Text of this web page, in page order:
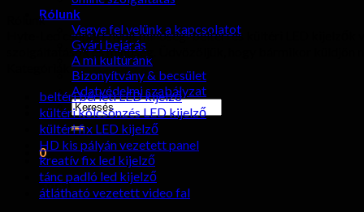
Rólunk
Vegye fel velünk a kapcsolatot
Gyári bejárás
A mi kultúránk
Bizonyítvány & becsület
Adatvédelmi szabályzat
keresése:
0
kocsi
Rólunk
Hyte-Led csoport nyújt minőségi beltéri és kültéri LED
szolgáltatások és minőség. Üdvözöljük, hogy bármikor küldjön
beltéri bérleti LED kijelző
kültéri kölcsönzés LED kijelző
kültéri fix LED kijelző
HD kis pályán vezetett panel
kreatív fix led kijelző
tánc padló led kijelző
átlátható vezetett video fal